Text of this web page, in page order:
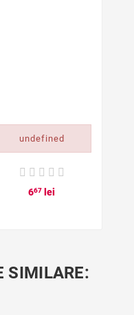
undefined
667 lei
SIMILARE: